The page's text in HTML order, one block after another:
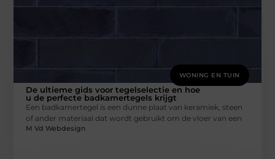
WONING EN TUIN
De ultieme gids voor tegelselectie en hoe
u de perfecte badkamertegels krijgt
Een badkamertegel is een dunne plaat van keramiek, steen
of ander materiaal dat wordt gebruikt om de vloer van een
M Vd Webdesign